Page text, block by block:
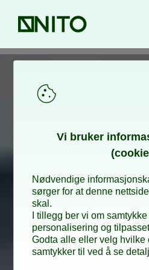
Forsiden
Vi bru­ker
Nødvendige
sørger for at denne
skal.
I tillegg ber vi om
personalisering og
Godta alle eller velg hvilke
samtykker til ved å se